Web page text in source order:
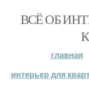
ВСЁ ОБ
главная
интерьер для